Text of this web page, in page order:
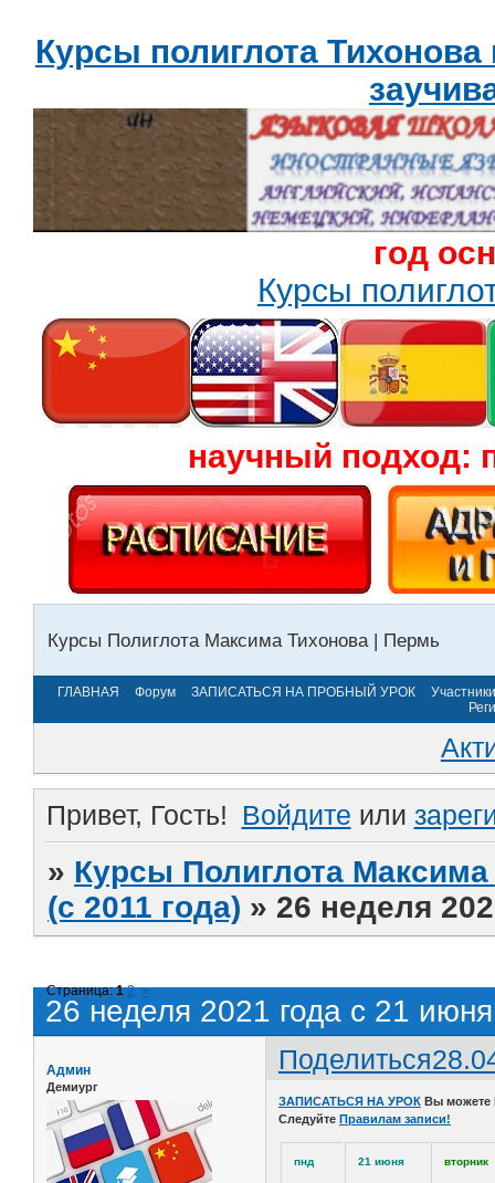
Курсы полиглота
год
Курсы
научный подход:
Курсы Полиглота Максима Тихонова | Пермь
ГЛАВНАЯ Форум ЗАПИСАТЬСЯ НА ПРОБНЫЙ УРОК
Участники
Привет, Гость! Войдите или
» Курсы Полиглота
(с 2011 года) » 26 неделя
26 неделя 2021 года с 21
Страница:1 2 »
Поделиться
Админ
Демиург
ЗАПИСАТЬСЯ НА УРОК Вы
Следуйте Правилам записи!
пнд 21 июня вторник